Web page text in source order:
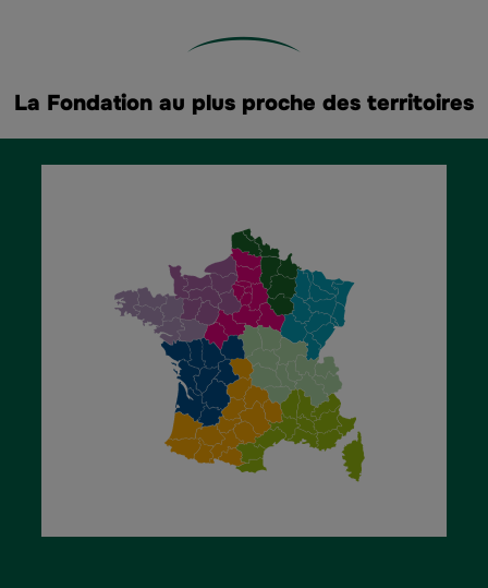
La Fondation au plus proche des territoires